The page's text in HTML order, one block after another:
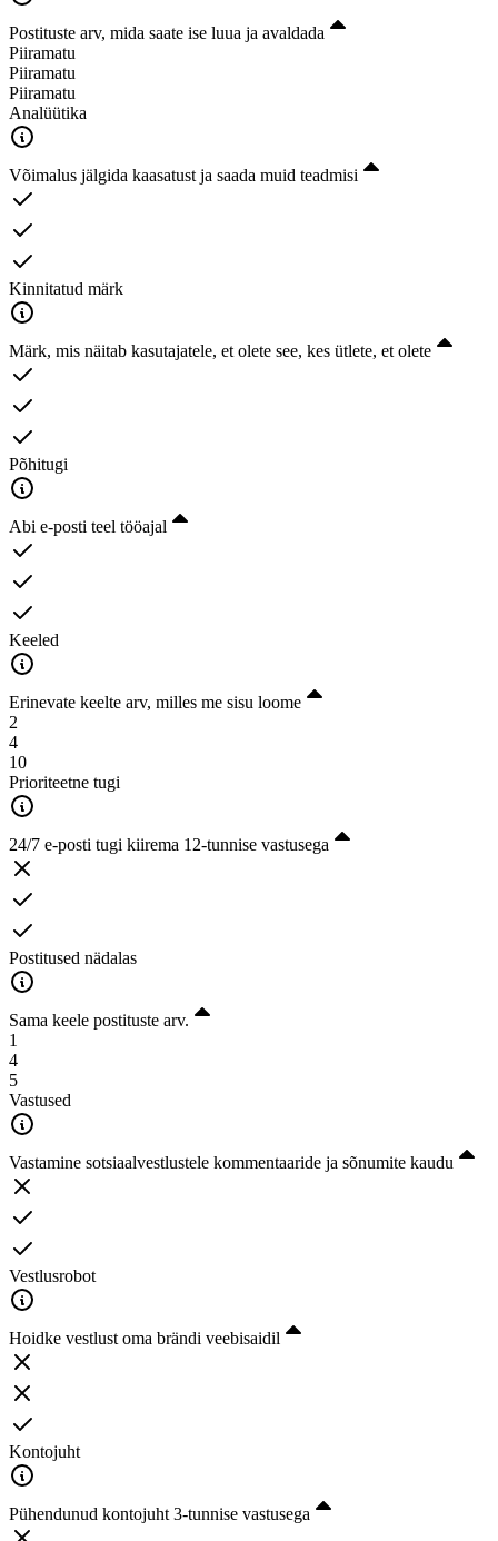
Postituste arv, mida saate ise luua ja avaldada
Piiramatu
Piiramatu
Piiramatu
Analüütika
Võimalus jälgida kaasatust ja saada muid teadmisi
Kinnitatud märk
Märk, mis näitab kasutajatele, et olete see, kes ütlete, et olete
Põhitugi
Abi e-posti teel tööajal
Keeled
Erinevate keelte arv, milles me sisu loome
2
4
10
Prioriteetne tugi
24/7 e-posti tugi kiirema 12-tunnise vastusega
Postitused nädalas
Sama keele postituste arv.
1
4
5
Vastused
Vastamine sotsiaalvestlustele kommentaaride ja sõnumite kaudu
Vestlusrobot
Hoidke vestlust oma brändi veebisaidil
Kontojuht
Pühendunud kontojuht 3-tunnise vastusega